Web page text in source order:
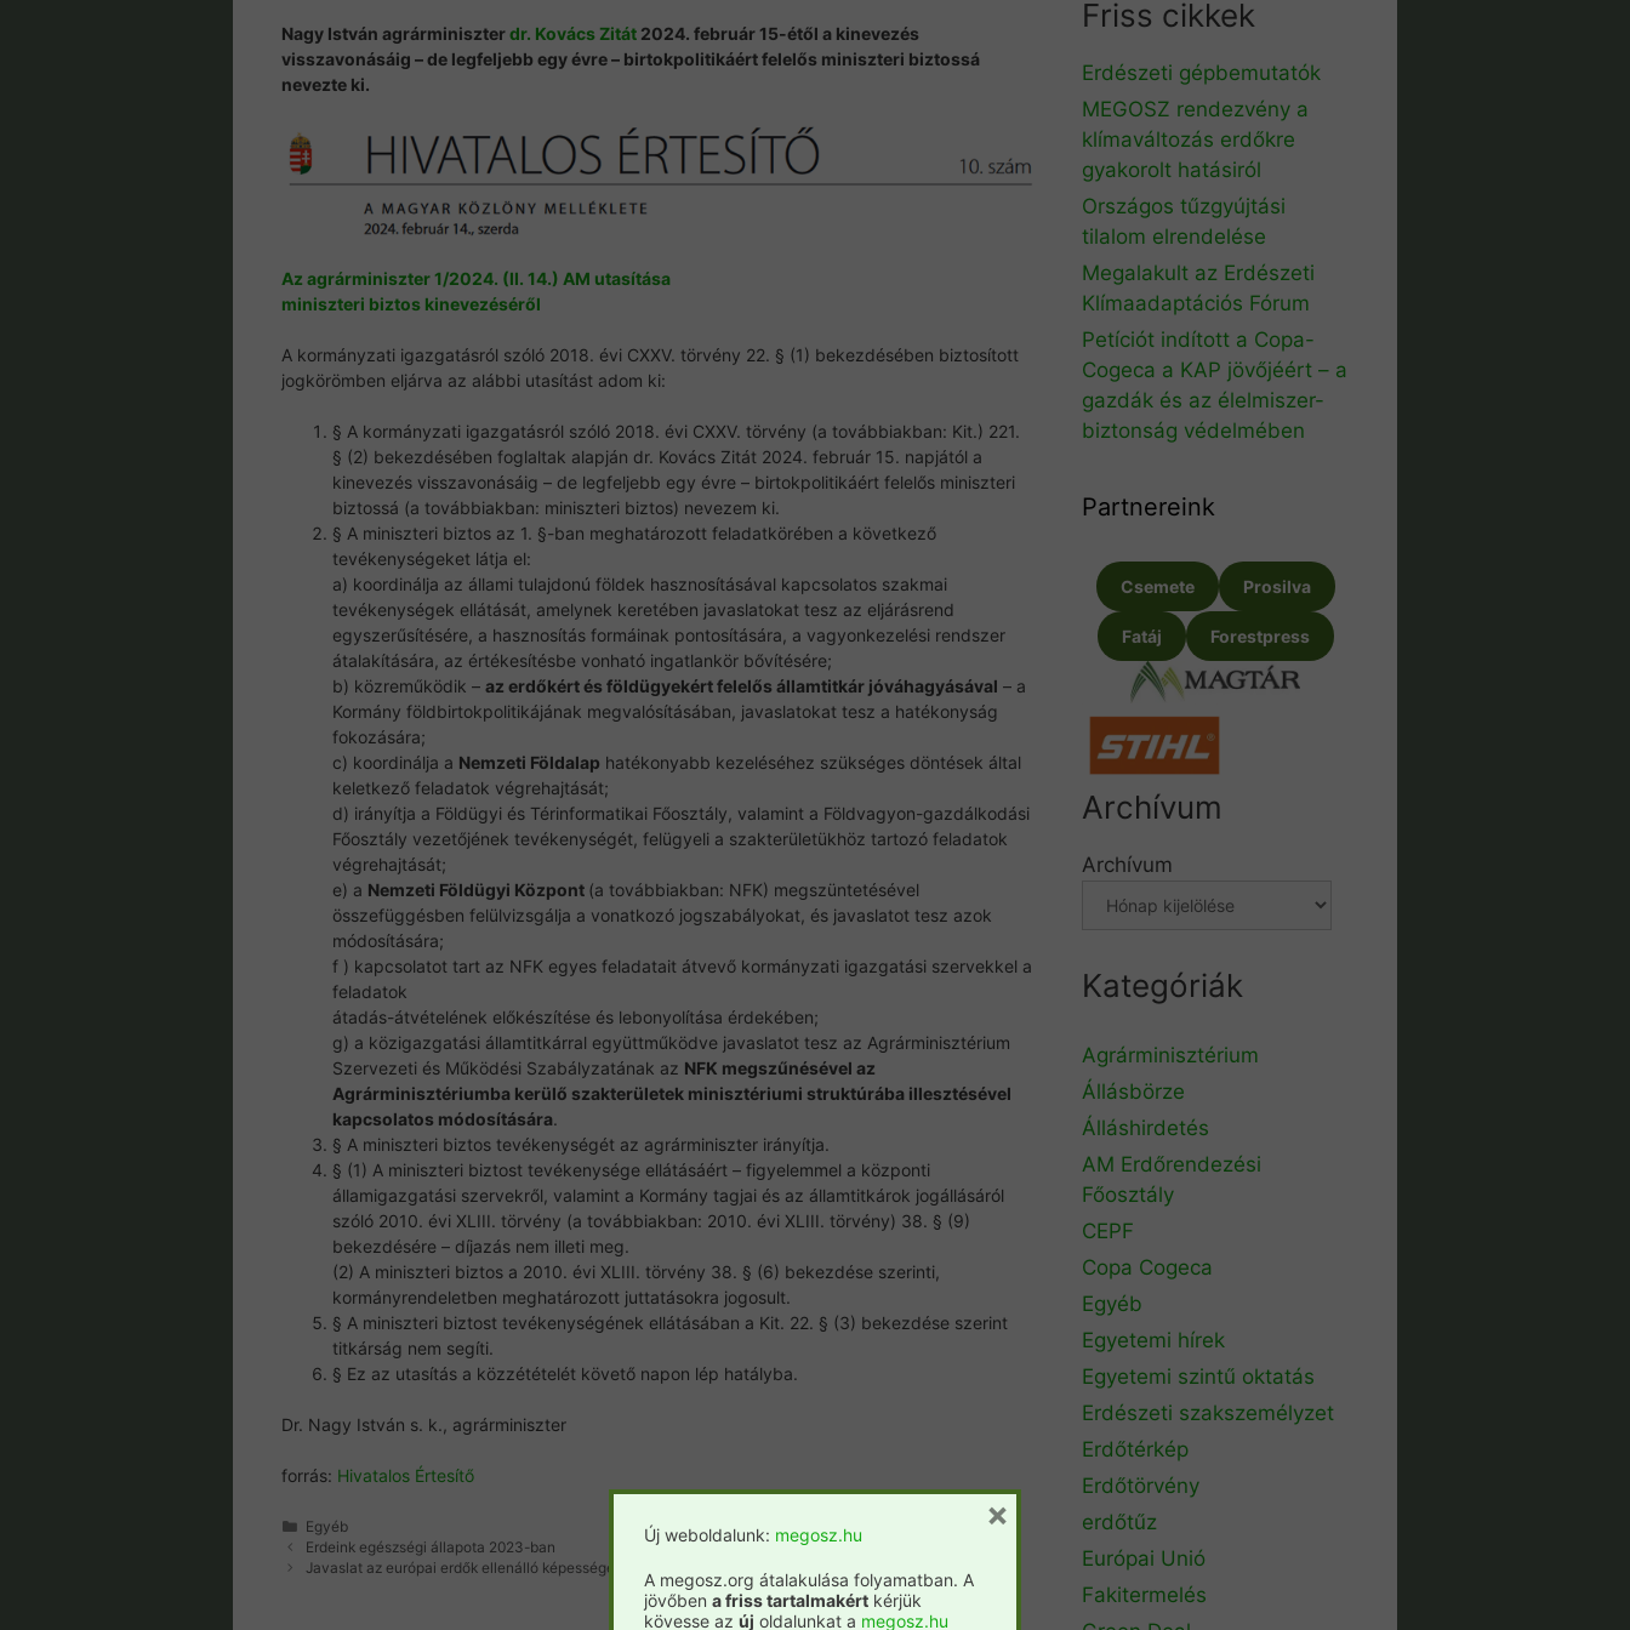
Nagy István agrárminiszterdr. Kovács Zitát 2024. február 15-étől a kinevezés
visszavonásáig – de legfeljebb egy évre – birtokpolitikáért felelős miniszteri biztossá
nevezte ki.
Az agrárminiszter 1/2024. (II. 14.) AM utasítása
miniszteri biztos kinevezéséről
A kormányzati igazgatásról szóló 2018. évi CXXV. törvény 22. § (1) bekezdésében biztosított
jogkörömben eljárva az alábbi utasítást adom ki:
§ A kormányzati igazgatásról szóló 2018. évi CXXV. törvény (a továbbiakban: Kit.) 221.
§ (2) bekezdésében foglaltak alapján dr. Kovács Zitát 2024. február 15. napjától a
kinevezés visszavonásáig – de legfeljebb egy évre – birtokpolitikáért felelős miniszteri
biztossá (a továbbiakban: miniszteri biztos) nevezem ki.
§ A miniszteri biztos az 1. §-ban meghatározott feladatkörében a következő
tevékenységeket látja el:
a) koordinálja az állami tulajdonú földek hasznosításával kapcsolatos szakmai
tevékenységek ellátását, amelynek keretében javaslatokat tesz az eljárásrend
egyszerűsítésére, a hasznosítás formáinak pontosítására, a vagyonkezelési rendszer
átalakítására, az értékesítésbe vonható ingatlankör bővítésére;
b) közreműködik – az erdőkért és földügyekért felelős államtitkár jóváhagyásával – a
Kormány földbirtokpolitikájának megvalósításában, javaslatokat tesz a hatékonyság
fokozására;
c) koordinálja a Nemzeti Földalap hatékonyabb kezeléséhez szükséges döntések által
keletkező feladatok végrehajtását;
d) irányítja a Földügyi és Térinformatikai Főosztály, valamint a Földvagyon-gazdálkodási
Főosztály vezetőjének tevékenységét, felügyeli a szakterületükhöz tartozó feladatok
végrehajtását;
e) a Nemzeti Földügyi Központ (a továbbiakban: NFK) megszüntetésével
összefüggésben felülvizsgálja a vonatkozó jogszabályokat, és javaslatot tesz azok
módosítására;
f ) kapcsolatot tart az NFK egyes feladatait átvevő kormányzati igazgatási szervekkel a
feladatok
átadás-átvételének előkészítése és lebonyolítása érdekében;
g) a közigazgatási államtitkárral együttműködve javaslatot tesz az Agrárminisztérium
Szervezeti és Működési Szabályzatának az NFK megszűnésével az
Agrárminisztériumba kerülő szakterületek minisztériumi struktúrába illesztésével
kapcsolatos módosítására.
§ A miniszteri biztos tevékenységét az agrárminiszter irányítja.
§ (1) A miniszteri biztost tevékenysége ellátásáért – figyelemmel a központi
államigazgatási szervekről, valamint a Kormány tagjai és az államtitkárok jogállásáról
szóló 2010. évi XLIII. törvény (a továbbiakban: 2010. évi XLIII. törvény) 38. § (9)
bekezdésére – díjazás nem illeti meg.
(2) A miniszteri biztos a 2010. évi XLIII. törvény 38. § (6) bekezdése szerinti,
kormányrendeletben meghatározott juttatásokra jogosult.
§ A miniszteri biztost tevékenységének ellátásában a Kit. 22. § (3) bekezdése szerint
titkárság nem segíti.
§ Ez az utasítás a közzétételét követő napon lép hatályba.
Dr. Nagy István s. k., agrárminiszter
forrás: Hivatalos Értesítő
Kategória
Egyéb
Erdeink egészségi állapota 2023-ban
Javaslat az európai erdők ellenálló képességének növelésére
Friss cikkek
Erdészeti gépbemutatók
MEGOSZ rendezvény a
klímaváltozás erdőkre
gyakorolt hatásiról
Országos tűzgyújtási
tilalom elrendelése
Megalakult az Erdészeti
Klímaadaptációs Fórum
Petíciót indított a Copa-
Cogeca a KAP jövőjéért – a
gazdák és az élelmiszer-
biztonság védelmében
Partnereink
Csemete Prosilva
Fatáj Forestpress
Archívum
Archívum
Kategóriák
Agrárminisztérium
Állásbörze
Álláshirdetés
AM Erdőrendezési
Főosztály
CEPF
Copa Cogeca
Egyéb
Egyetemi hírek
Egyetemi szintű oktatás
Erdészeti szakszemélyzet
Erdőtérkép
Erdőtörvény
erdőtűz
Európai Unió
Fakitermelés
Új weboldalunk: megosz.hu
A megosz.org átalakulása folyamatban. A
jövőben a friss tartalmakért kérjük
kövesse az új oldalunkat a megosz.hu
×